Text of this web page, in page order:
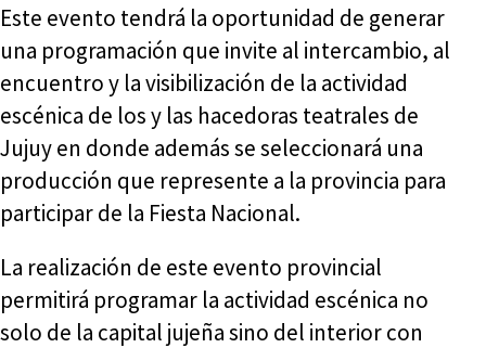
Este evento tendrá la oportunidad de generar
una programación que invite al intercambio, al
encuentro y la visibilización de la actividad
escénica de los y las hacedoras teatrales de
Jujuy en donde además se seleccionará una
producción que represente a la provincia para
participar de la Fiesta Nacional.
La realización de este evento provincial
permitirá programar la actividad escénica no
solo de la capital jujeña sino del interior con